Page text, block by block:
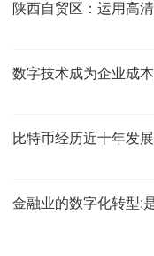
陕西自贸区：运用高
数字技术成为企业成
比特币经历近十年发
金融业的数字化转型: